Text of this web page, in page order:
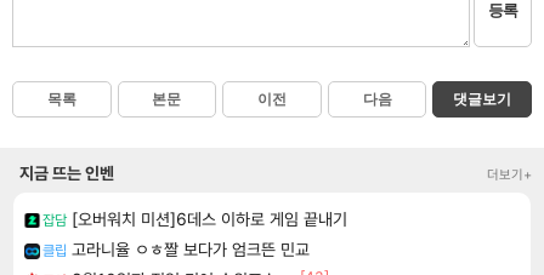
등록
목록 본문 이전 다음 댓글보기
지금 뜨는 인벤 더보기+
잡담 [오버워치 미션]6데스 이하로 게임 끝내기
클립 고라니율 ㅇㅎ짤 보다가 엄크뜬 민교